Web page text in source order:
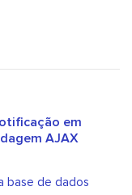
em
AJAX
base de dados